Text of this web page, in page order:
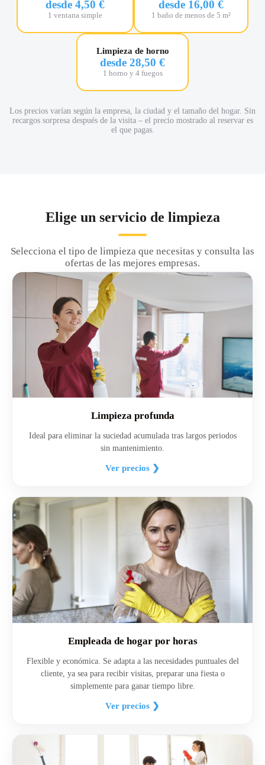
desde 4,50 €
1 ventana simple
desde 16,00 €
1 baño de menos de 5 m²
Limpieza de horno
desde 28,50 €
1 horno y 4 fuegos
Los precios varían según la empresa, la ciudad y el tamaño del hogar. Sin
recargos sorpresa después de la visita – el precio mostrado al reservar es
el que pagas.
Elige un servicio de limpieza
Selecciona el tipo de limpieza que necesitas y consulta las
ofertas de las mejores empresas.
Limpieza profunda
Ideal para eliminar la suciedad acumulada tras largos periodos
sin mantenimiento.
Ver precios ❯
Empleada de hogar por horas
Flexible y económica. Se adapta a las necesidades puntuales del
cliente, ya sea para recibir visitas, preparar una fiesta o
simplemente para ganar tiempo libre.
Ver precios ❯